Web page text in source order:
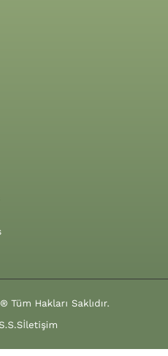
Tüm Hakları Saklıdır.
S.S.Sİletişim